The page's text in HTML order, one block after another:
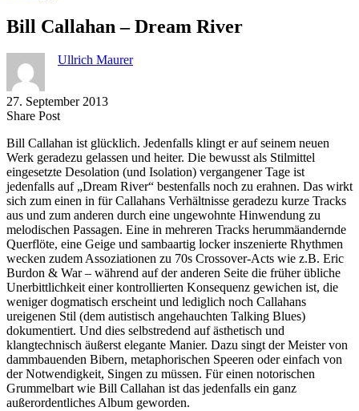
Bill Callahan – Dream River
Ullrich Maurer
27. September 2013
Share PostShare
Facebook
Copy
to
clipboard
Send
via
eMail
Bill Callahan ist glücklich. Jedenfalls klingt er auf seinem neuen
Werk geradezu gelassen und heiter. Die bewusst als Stilmittel
eingesetzte Desolation (und Isolation) vergangener Tage ist
jedenfalls auf „Dream River“ bestenfalls noch zu erahnen. Das wirkt
sich zum einen in für Callahans Verhältnisse geradezu kurze Tracks
aus und zum anderen durch eine ungewohnte Hinwendung zu
melodischen Passagen. Eine in mehreren Tracks herummäandernde
Querflöte, eine Geige und sambaartig locker inszenierte Rhythmen
wecken zudem Assoziationen zu 70s Crossover-Acts wie z.B. Eric
Burdon & War – während auf der anderen Seite die früher übliche
Unerbittlichkeit einer kontrollierten Konsequenz gewichen ist, die
weniger dogmatisch erscheint und lediglich noch Callahans
ureigenen Stil (dem autistisch angehauchten Talking Blues)
dokumentiert. Und dies selbstredend auf ästhetisch und
klangtechnisch äußerst elegante Manier. Dazu singt der Meister von
dammbauenden Bibern, metaphorischen Speeren oder einfach von
der Notwendigkeit, Singen zu müssen. Für einen notorischen
Grummelbart wie Bill Callahan ist das jedenfalls ein ganz
außerordentliches Album geworden.